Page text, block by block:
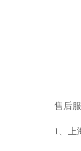
售后
1、上